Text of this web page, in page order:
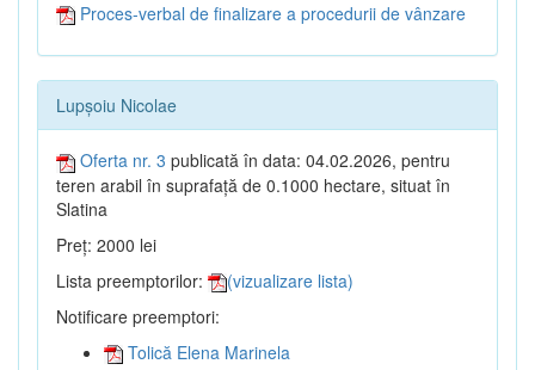
Proces-verbal de finalizare a procedurii de vânzare
Lupșoiu Nicolae
Oferta nr. 3 publicată în data: 04.02.2026, pentru
teren arabil în suprafață de 0.1000 hectare, situat în
Slatina
Preț: 2000 lei
Lista preemptorilor:
(vizualizare lista)
Notificare preemptori:
Tolică Elena Marinela